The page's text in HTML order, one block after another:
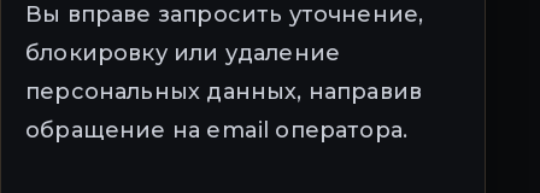
Вы вправе запросить уточнение,
блокировку или удаление
персональных данных, направив
обращение на email оператора.